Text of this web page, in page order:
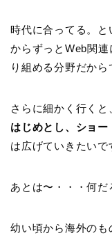
時代に合ってる。
からずっとWeb関
り組める分野だから
さらに細かく行くと
はじめとし、ショ
は広げていきたいで
あとは〜・・・何だ
幼い頃から海外の